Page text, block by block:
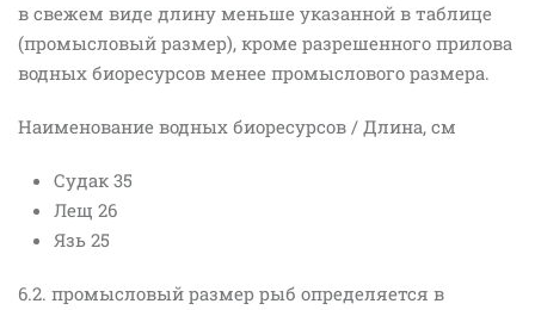
в свежем виде длину меньше указанной в таблице
(промысловый размер), кроме разрешенного прилова
водных биоресурсов менее промыслового размера.
Наименование водных биоресурсов / Длина, см
Судак 35
Лещ 26
Язь 25
6.2. промысловый размер рыб определяется в